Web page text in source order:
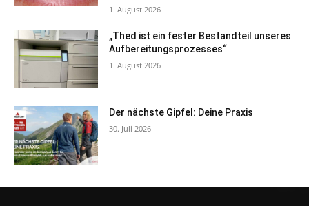
1. August 2026
„Thed ist ein fester Bestandteil unseres
Aufbereitungsprozesses“
1. August 2026
Der nächste Gipfel: Deine Praxis
30. Juli 2026